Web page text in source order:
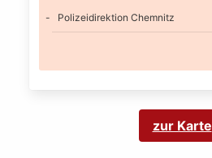
Polizeidirektion Chemnitz
zur Karte